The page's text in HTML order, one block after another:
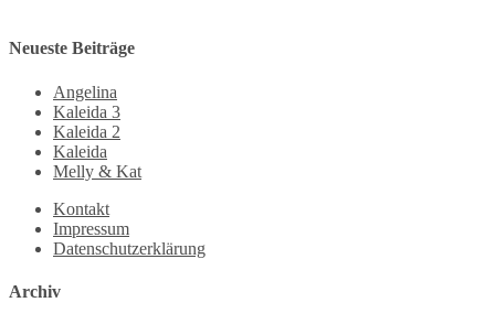
Neueste Beiträge
Angelina
Kaleida 3
Kaleida 2
Kaleida
Melly & Kat
Kontakt
Impressum
Datenschutzerklärung
Archiv